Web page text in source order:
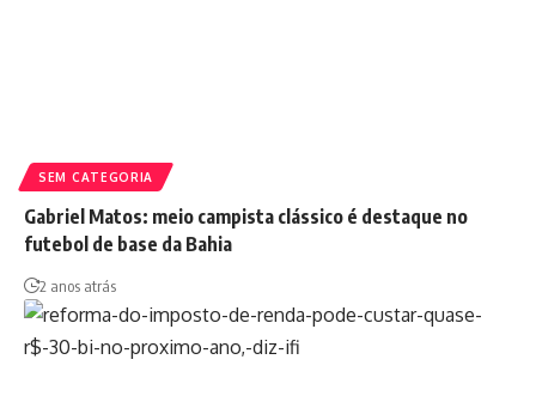
SEM CATEGORIA
Gabriel Matos: meio campista clássico é destaque no
futebol de base da Bahia
2 anos atrás